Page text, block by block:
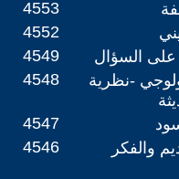
4553
4552
4549 السؤال
4548
-نظرية
4547
4546
والفكر